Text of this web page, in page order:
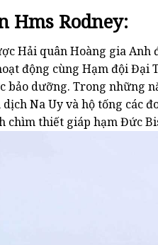
Rodney:
Hải quân Hoàng gia
động cùng Hạm đội
dưỡng. Trong những
Na Uy và hộ tống các
thiết giáp hạm Đức